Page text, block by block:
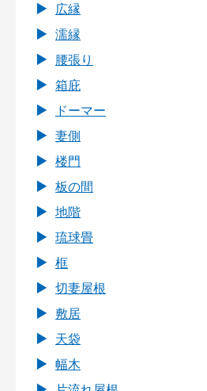
広縁
濡縁
腰張り
箱庇
ドーマー
妻側
楼門
板の間
地階
琉球畳
框
切妻屋根
敷居
天袋
幅木